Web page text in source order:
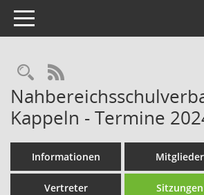
Toggle navigation
Rechercheauswahl
RSS-Feed
Kappeln - Termine
Informationen Mitglieder
Vertreter Sitzungen